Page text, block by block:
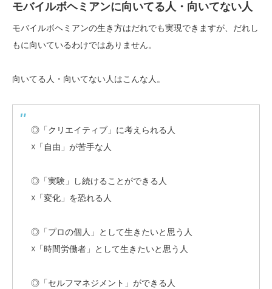
モバイルボヘミアンに向いてる人・向いてない人
モバイルボヘミアンの生き方はだれでも実現できますが、だれし
もに向いているわけではありません。
向いてる人・向いてない人はこんな人。
◎「クリエイティブ」に考えられる人
☓「自由」が苦手な人
◎「実験」し続けることができる人
☓「変化」を恐れる人
◎「プロの個人」として生きたいと思う人
☓「時間労働者」として生きたいと思う人
◎「セルフマネジメント」ができる人